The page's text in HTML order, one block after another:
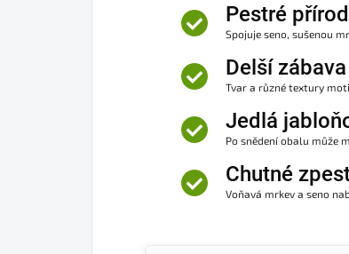
Pestré
Spojuje seno, sušenou
Delší zábava
Tvar a různé textury
Jedlá
Po snědení obalu může
Chutné
Voňavá mrkev a seno